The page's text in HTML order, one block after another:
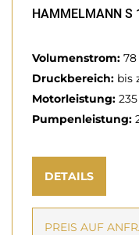
HAMMELMANN S
Volumenstrom:
Druckbereich: bis
Motorleistung:
Pumpenleistung:
DETAILS
PREIS AUF